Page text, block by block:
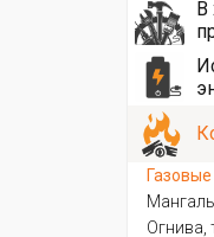
В
Огнива,